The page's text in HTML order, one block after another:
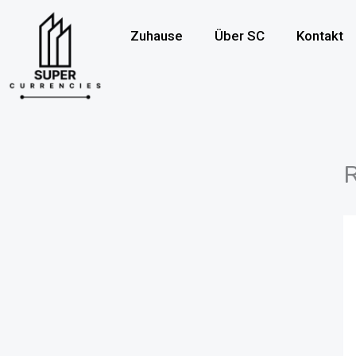
Überspringen
Zuhause Über SC Kontakt